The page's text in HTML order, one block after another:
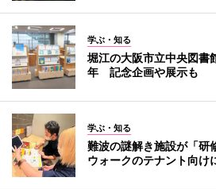
学ぶ・知る
堀江の大阪市立中央図書
年 記念企画や展示も
学ぶ・知る
難波の謎解き施設が「
ウォークのテナント向け